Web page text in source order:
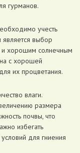
гурманов.
учесть
выбор
хорошим солнечным
с хорошей
их процветания.
влаги.
размера
почвы, что
избегать
для гниения